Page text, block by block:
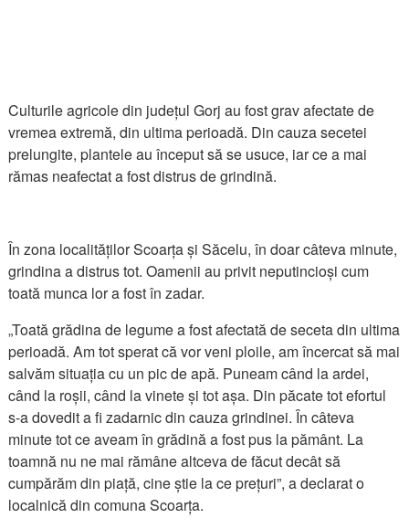
Culturile agricole din județul Gorj au fost grav afectate de
vremea extremă, din ultima perioadă. Din cauza secetei
prelungite, plantele au început să se usuce, iar ce a mai
rămas neafectat a fost distrus de grindină.
În zona localităților Scoarța și Săcelu, în doar câteva minute,
grindina a distrus tot. Oamenii au privit neputincioși cum
toată munca lor a fost în zadar.
„Toată grădina de legume a fost afectată de seceta din ultima
perioadă. Am tot sperat că vor veni ploile, am încercat să mai
salvăm situația cu un pic de apă. Puneam când la ardei,
când la roșii, când la vinete și tot așa. Din păcate tot efortul
s-a dovedit a fi zadarnic din cauza grindinei. În câteva
minute tot ce aveam în grădină a fost pus la pământ. La
toamnă nu ne mai rămâne altceva de făcut decât să
cumpărăm din piață, cine știe la ce prețuri”, a declarat o
localnică din comuna Scoarța.